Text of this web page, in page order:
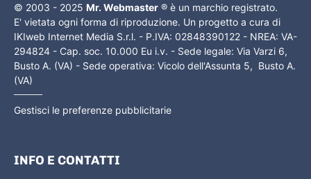
© 2003 - 2025 Mr. Webmaster ® è un marchio registrato.
E' vietata ogni forma di riproduzione. Un progetto a cura di
IKIweb Internet Media S.r.l. - P.IVA: 02848390122 - NREA: VA-
294824 - Cap. soc. 10.000 Eu i.v. - Sede legale: Via Varzi 6,
Busto A. (VA) - Sede operativa: Vicolo dell'Assunta 5, Busto A.
(VA)
Gestisci le preferenze pubblicitarie
INFO E CONTATTI